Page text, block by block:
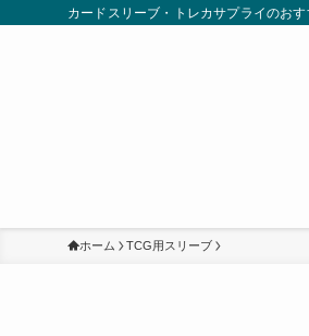
カードスリーブ・トレカサプライのお
ホーム TCG用スリーブ